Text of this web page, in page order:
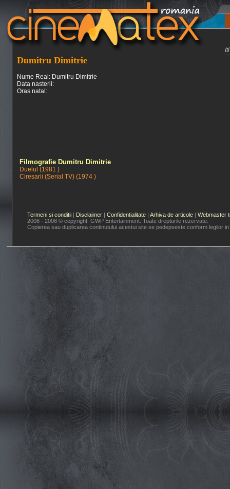
Dumitru Dimitrie
Nume Real: Dumitru Dimitrie
Data nasterii:
Oras natal:
Filmografie Dumitru Dimitrie
Duelul (1981 )
Ciresarii (Serial TV) (1974 )
Termeni si conditii | Disclaimer | Confidentialitate | Arhiva de articole | Webmaster
2006 - 2008 © copyright GWP Entertainment. Toate drepturile rezervate.
Copierea sau duplicarea continutului acestui site se pedepseste conform legilor